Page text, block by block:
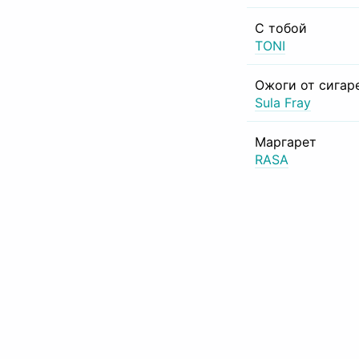
С тобой
TONI
Ожоги от
Sula Fray
Маргарет
RASA